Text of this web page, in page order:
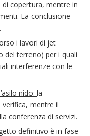
copertura, mentre in
La conclusione
i lavori di jet
del terreno) per i quali
interferenze con le
nido: la
mentre il
conferenza di servizi.
definitivo è in fase